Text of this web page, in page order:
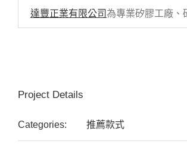
達豐正業有限公司為專業矽膠工廠、
Project Details
Categories: 推薦款式